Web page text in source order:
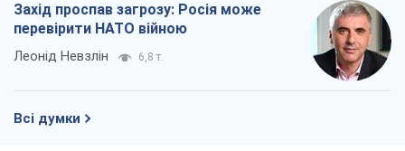
Захід проспав загрозу: Росія може
перевірити НАТО війною
Леонід Невзлін 6,8 т.
Всі думки